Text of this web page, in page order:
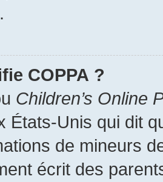
COPPA ?
Children’s Online
États-Unis qui dit
de mineurs
écrit des